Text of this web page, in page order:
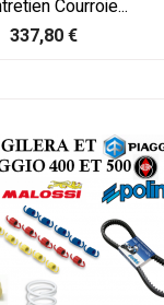
Courroie...
Prix
337,80 €